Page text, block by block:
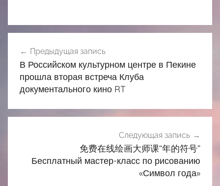
по
записям
Предыдущая запись
В Российском культурном центре в Пекине
прошла вторая встреча Клуба
документального кино RT
Следующая запись
免费在线绘画大师课“年的符号”
Бесплатный мастер-класс по рисованию
«Символ года»